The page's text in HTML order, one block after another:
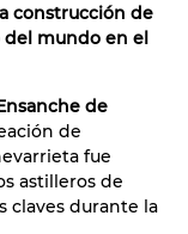
construcción de
mundo en el
de
de
fue
astilleros de
claves durante la